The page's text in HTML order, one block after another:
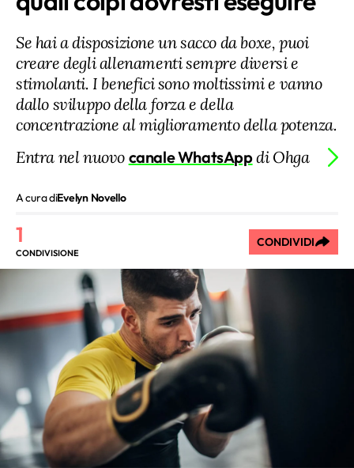
Se hai a disposizione un sacco da boxe, puoi
creare degli allenamenti sempre diversi e
stimolanti. I benefici sono moltissimi e vanno
dallo sviluppo della forza e della
concentrazione al miglioramento della potenza.
Entra nel nuovo canale WhatsAppdi Ohga
A cura diEvelyn Novello
1
CONDIVISIONE
CONDIVIDI